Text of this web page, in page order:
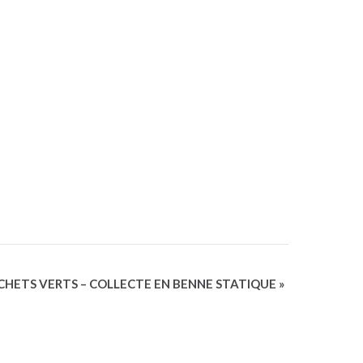
VERTS – COLLECTE EN BENNE STATIQUE »